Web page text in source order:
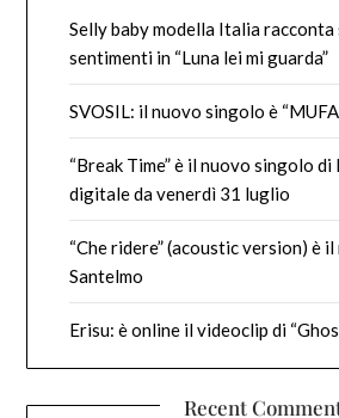
Selly baby modella Italia
sentimenti in “Luna lei mi guarda”
SVOSIL: il nuovo singolo è
“Break Time” è il nuovo singolo
digitale da venerdì 31 luglio
“Che ridere” (acoustic version) è
Santelmo
Erisu: è online il videoclip di
Recent